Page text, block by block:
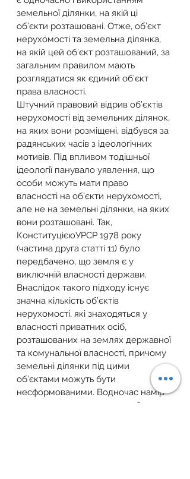
земельної ділянки, на якій ці
об’єкти розташовані. Отже, об’єкт
нерухомості та земельна ділянка,
на якій цей об’єкт розташований, за
загальним правилом мають
розглядатися як єдиний об’єкт
права власності.
Штучний правовий відрив об’єктів
нерухомості від земельних ділянок,
на яких вони розміщені, відбувся за
радянських часів з ідеологічних
мотивів. Під впливом тодішньої
ідеології панувало уявлення, що
особи можуть мати право
власності на об’єкти нерухомості,
але не на земельні ділянки, на яких
вони розташовані. Так,
КонституцієюУРСР 1978 року
(частина друга статті 11) було
передбачено, що земля є у
виключній власності держави.
Внаслідок такого підходу існує
значна кількість об’єктів
нерухомості, які знаходяться у
власності приватних осіб,
розташованих на землях державної
та комунальної власності, причому
земельні ділянки під цими
об’єктами можуть бути
несформованими. Водночас намір
законодавця подолати такий